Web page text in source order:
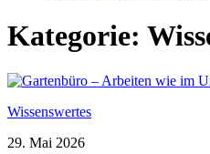
Kategorie:
Wissenswertes
29. Mai 2026